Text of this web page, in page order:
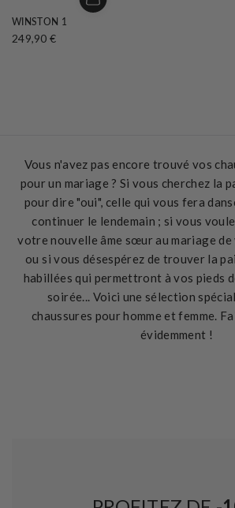
WINSTON 1
249,90 €
Vous n'avez pas encore trouvé vos
pour un mariage ? Si vous cherchez la
pour dire "oui", celle qui vous fera
continuer le lendemain ; si vous
votre nouvelle âme sœur au mariage
ou si vous désespérez de trouver la
habillées qui permettront à vos pieds
soirée... Voici une sélection
chaussures pour homme et femme.
évidemment !